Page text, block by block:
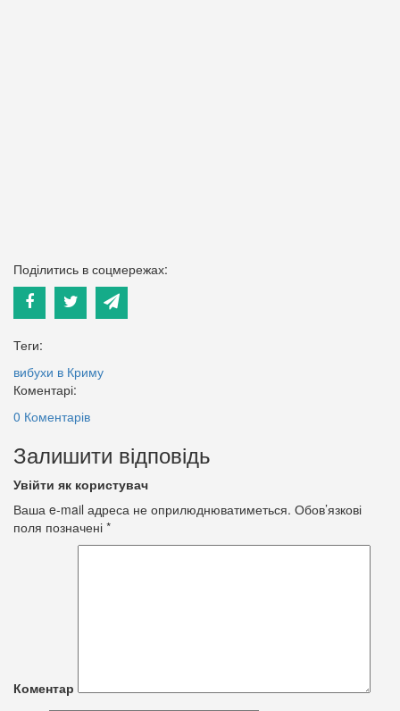
Поділитись в соцмережах:
Теги:
вибухи в Криму
Коментарі:
0 Коментарів
Залишити відповідь
Увійти як користувач
Ваша e-mail адреса не оприлюднюватиметься. Обов’язкові
поля позначені *
Коментар